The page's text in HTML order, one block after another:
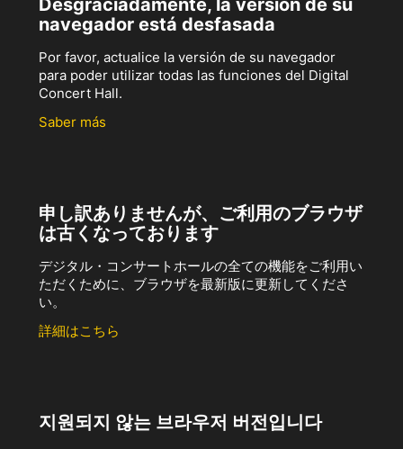
Desgraciadamente, la versión de su
navegador está desfasada
Por favor, actualice la versión de su navegador
para poder utilizar todas las funciones del Digital
Concert Hall.
Saber más
申し訳ありませんが、ご利用のブラウザ
は古くなっております
デジタル・コンサートホールの全ての機能をご利用い
ただくために、ブラウザを最新版に更新してくださ
い。
詳細はこちら
지원되지 않는 브라우저 버전입니다